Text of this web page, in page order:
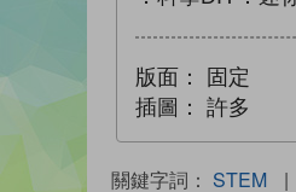
版面：
固定
插圖：
許多
關鍵字詞： STEM |